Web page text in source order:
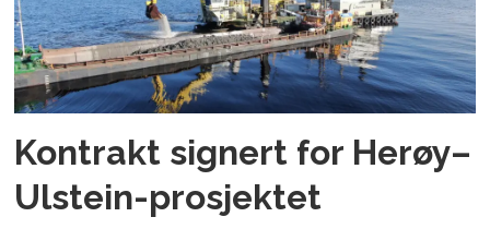
Kontrakt signert for Herøy–
Ulstein-prosjektet